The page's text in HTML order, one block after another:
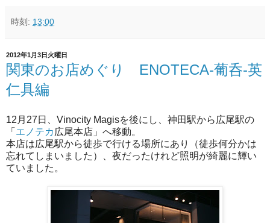
時刻: 13:00
2012年1月3日火曜日
関東のお店めぐり ENOTECA-葡呑-英
仁具編
12月27日、Vinocity Magisを後にし、神田駅から広尾駅の
「 エノテカ 広尾本店」へ移動。
本店は広尾駅から徒歩で行ける場所にあり（徒歩何分かは
忘れてしまいました）、夜だったけれど照明が綺麗に輝い
ていました。